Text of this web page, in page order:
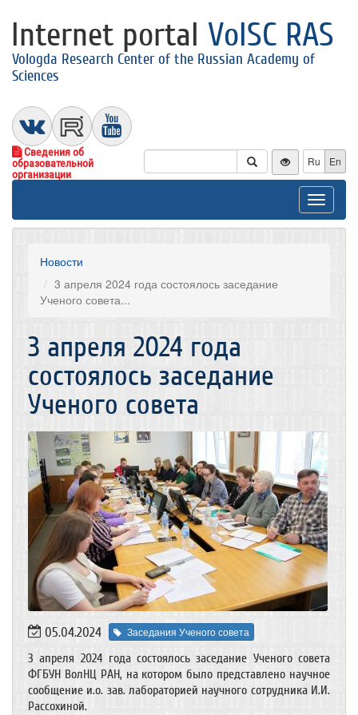
Internet portal VolSC RAS
Vologda Research Center of the Russian Academy of
Sciences
Сведения об
образовательной
организации
Ru En
Toggle
Новости
3 апреля 2024 года состоялось заседание
Ученого совета...
3 апреля 2024 года
состоялось заседание
Ученого совета
05.04.2024 Заседания Ученого совета
3 апреля 2024 года состоялось заседание Ученого совета
ФГБУН ВолНЦ РАН, на котором было представлено научное
сообщение и.о. зав. лабораторией научного сотрудника И.И.
Рассохиной.